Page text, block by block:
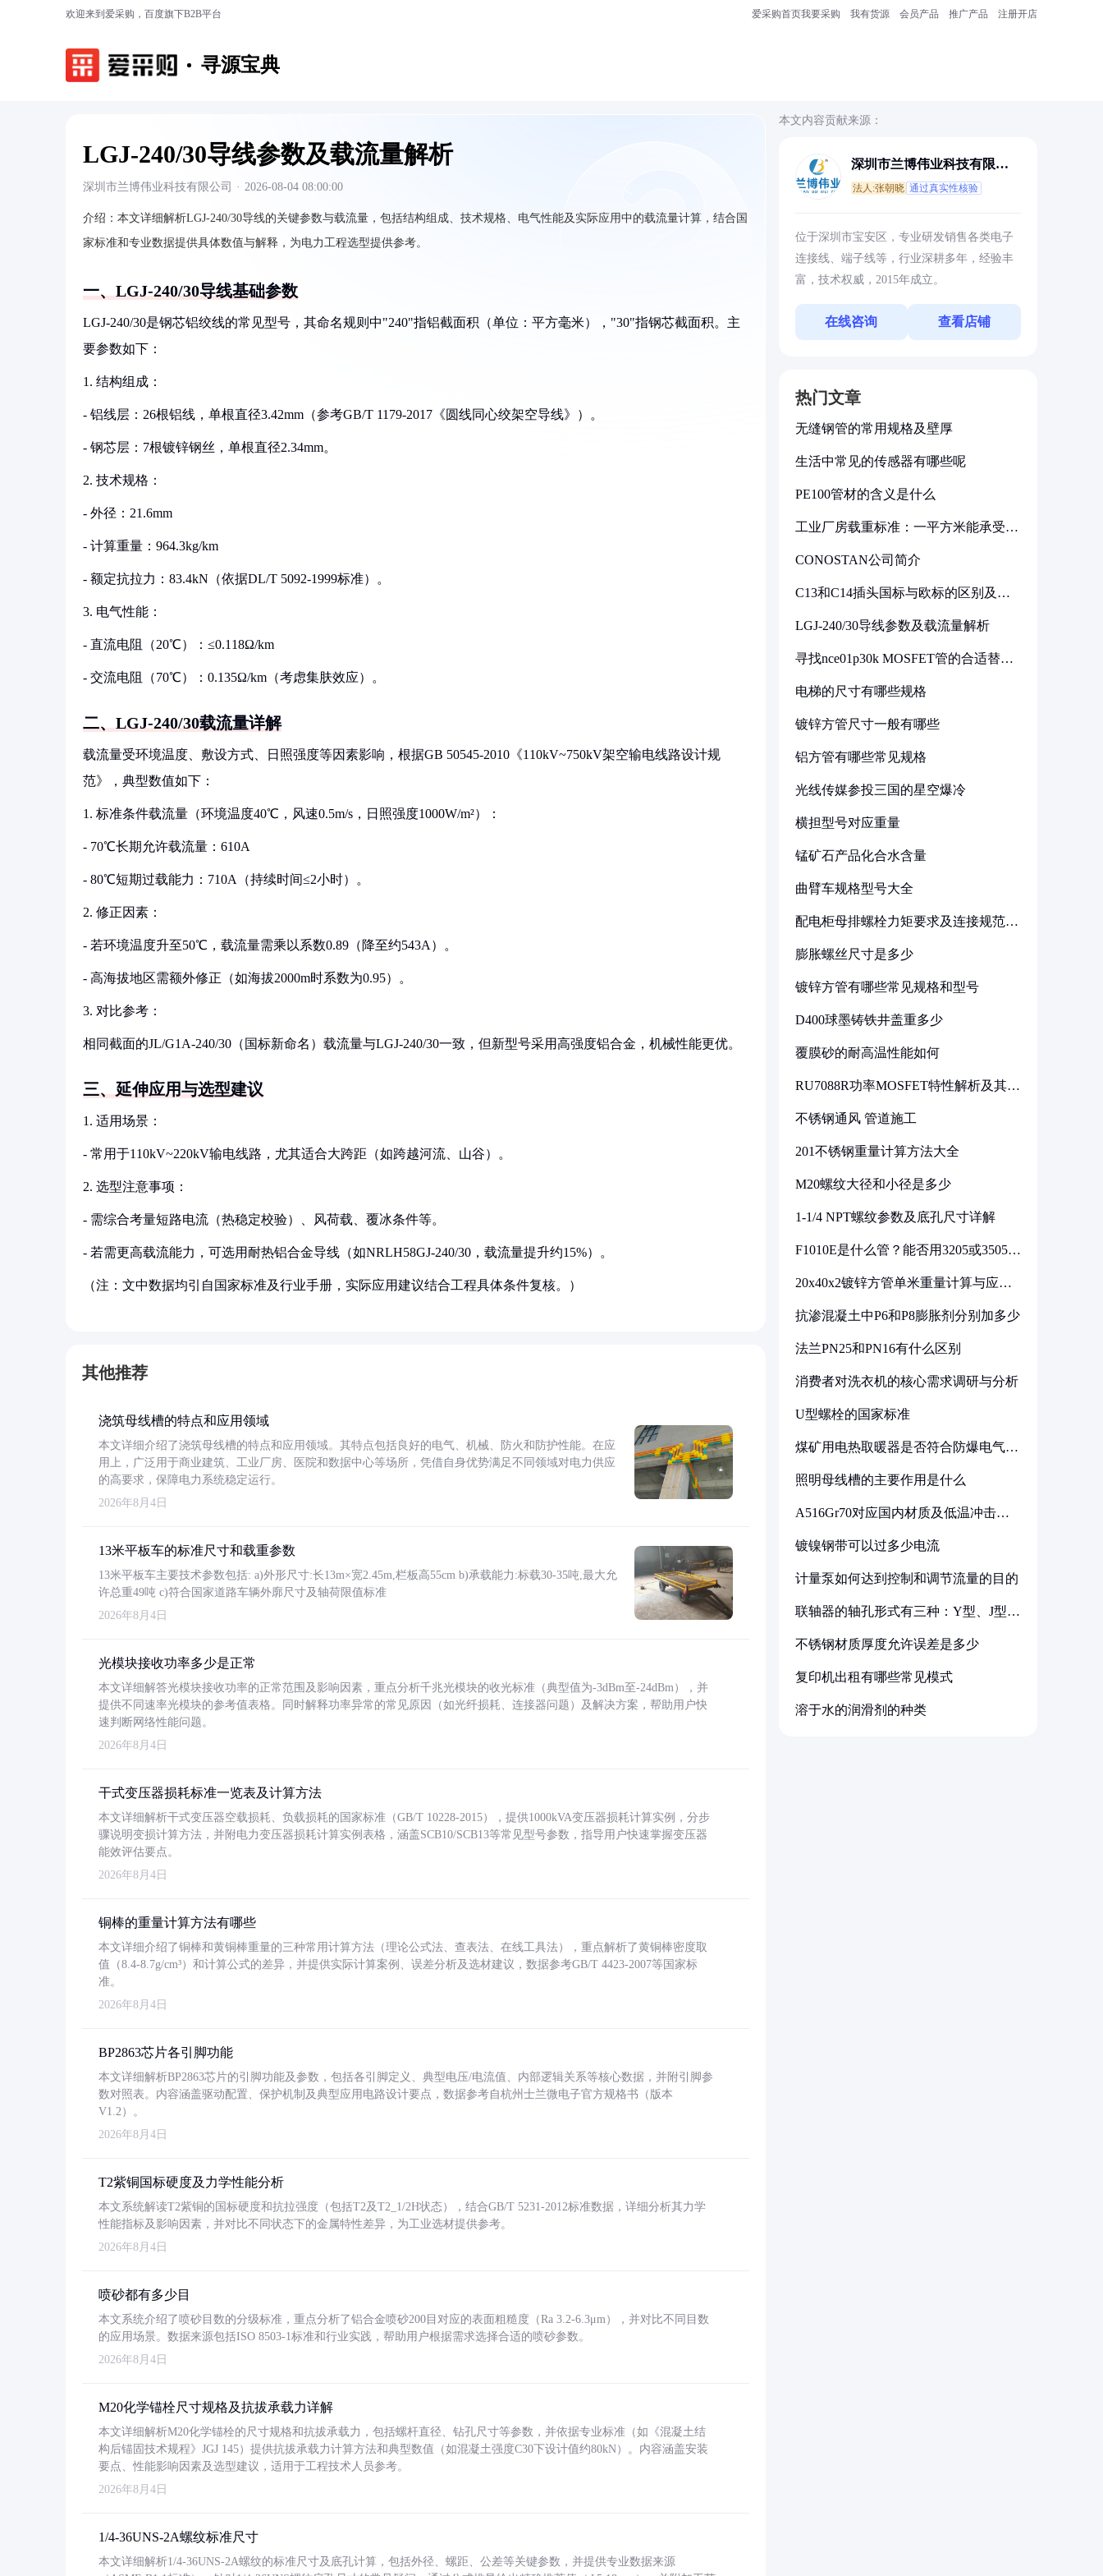
欢迎来到爱采购，百度旗下B2B平台 爱采购首页我要采购 我有货源 会员产品 推广产品 注册开店
寻源宝典
LGJ-240/30导线参数及载流量解析
深圳市兰博伟业科技有限公司 · 2026-08-04 08:00:00
介绍： 本文详细解析LGJ-240/30导线的关键参数与载流量，包括结构组成、技术规格、电气性能及实际应用中的载流量计算，结合国
家标准和专业数据提供具体数值与解释，为电力工程选型提供参考。
一、LGJ-240/30导线基础参数
LGJ-240/30是钢芯铝绞线的常见型号，其命名规则中"240"指铝截面积（单位：平方毫米），"30"指钢芯截面积。主
要参数如下：
1. 结构组成：
- 铝线层：26根铝线，单根直径3.42mm（参考GB/T 1179-2017《圆线同心绞架空导线》）。
- 钢芯层：7根镀锌钢丝，单根直径2.34mm。
2. 技术规格：
- 外径：21.6mm
- 计算重量：964.3kg/km
- 额定抗拉力：83.4kN（依据DL/T 5092-1999标准）。
3. 电气性能：
- 直流电阻（20℃）：≤0.118Ω/km
- 交流电阻（70℃）：0.135Ω/km（考虑集肤效应）。
二、LGJ-240/30载流量详解
载流量受环境温度、敷设方式、日照强度等因素影响，根据GB 50545-2010《110kV~750kV架空输电线路设计规
范》，典型数值如下：
1. 标准条件载流量（环境温度40℃，风速0.5m/s，日照强度1000W/m²）：
- 70℃长期允许载流量：610A
- 80℃短期过载能力：710A（持续时间≤2小时）。
2. 修正因素：
- 若环境温度升至50℃，载流量需乘以系数0.89（降至约543A）。
- 高海拔地区需额外修正（如海拔2000m时系数为0.95）。
3. 对比参考：
相同截面的JL/G1A-240/30（国标新命名）载流量与LGJ-240/30一致，但新型号采用高强度铝合金，机械性能更优。
三、延伸应用与选型建议
1. 适用场景：
- 常用于110kV~220kV输电线路，尤其适合大跨距（如跨越河流、山谷）。
2. 选型注意事项：
- 需综合考量短路电流（热稳定校验）、风荷载、覆冰条件等。
- 若需更高载流能力，可选用耐热铝合金导线（如NRLH58GJ-240/30，载流量提升约15%）。
（注：文中数据均引自国家标准及行业手册，实际应用建议结合工程具体条件复核。）
其他推荐
浇筑母线槽的特点和应用领域
本文详细介绍了浇筑母线槽的特点和应用领域。其特点包括良好的电气、机械、防火和防护性能。在应
用上，广泛用于商业建筑、工业厂房、医院和数据中心等场所，凭借自身优势满足不同领域对电力供应
的高要求，保障电力系统稳定运行。
2026年8月4日
13米平板车的标准尺寸和载重参数
13米平板车主要技术参数包括: a)外形尺寸:长13m×宽2.45m,栏板高55cm b)承载能力:标载30-35吨,最大允
许总重49吨 c)符合国家道路车辆外廓尺寸及轴荷限值标准
2026年8月4日
光模块接收功率多少是正常
本文详细解答光模块接收功率的正常范围及影响因素，重点分析千兆光模块的收光标准（典型值为-3dBm至-24dBm），并
提供不同速率光模块的参考值表格。同时解释功率异常的常见原因（如光纤损耗、连接器问题）及解决方案，帮助用户快
速判断网络性能问题。
2026年8月4日
干式变压器损耗标准一览表及计算方法
本文详细解析干式变压器空载损耗、负载损耗的国家标准（GB/T 10228-2015），提供1000kVA变压器损耗计算实例，分步
骤说明变损计算方法，并附电力变压器损耗计算实例表格，涵盖SCB10/SCB13等常见型号参数，指导用户快速掌握变压器
能效评估要点。
2026年8月4日
铜棒的重量计算方法有哪些
本文详细介绍了铜棒和黄铜棒重量的三种常用计算方法（理论公式法、查表法、在线工具法），重点解析了黄铜棒密度取
值（8.4-8.7g/cm³）和计算公式的差异，并提供实际计算案例、误差分析及选材建议，数据参考GB/T 4423-2007等国家标
准。
2026年8月4日
BP2863芯片各引脚功能
本文详细解析BP2863芯片的引脚功能及参数，包括各引脚定义、典型电压/电流值、内部逻辑关系等核心数据，并附引脚参
数对照表。内容涵盖驱动配置、保护机制及典型应用电路设计要点，数据参考自杭州士兰微电子官方规格书（版本
V1.2）。
2026年8月4日
T2紫铜国标硬度及力学性能分析
本文系统解读T2紫铜的国标硬度和抗拉强度（包括T2及T2_1/2H状态），结合GB/T 5231-2012标准数据，详细分析其力学
性能指标及影响因素，并对比不同状态下的金属特性差异，为工业选材提供参考。
2026年8月4日
喷砂都有多少目
本文系统介绍了喷砂目数的分级标准，重点分析了铝合金喷砂200目对应的表面粗糙度（Ra 3.2-6.3μm），并对比不同目数
的应用场景。数据来源包括ISO 8503-1标准和行业实践，帮助用户根据需求选择合适的喷砂参数。
2026年8月4日
M20化学锚栓尺寸规格及抗拔承载力详解
本文详细解析M20化学锚栓的尺寸规格和抗拔承载力，包括螺杆直径、钻孔尺寸等参数，并依据专业标准（如《混凝土结
构后锚固技术规程》JGJ 145）提供抗拔承载力计算方法和典型数值（如混凝土强度C30下设计值约80kN）。内容涵盖安装
要点、性能影响因素及选型建议，适用于工程技术人员参考。
2026年8月4日
1/4-36UNS-2A螺纹标准尺寸
本文详细解析1/4-36UNS-2A螺纹的标准尺寸及底孔计算，包括外径、螺距、公差等关键参数，并提供专业数据来源
本文内容贡献来源：
深圳市兰博伟业科技有限公
法人:张朝晓 通过真实性核验
位于深圳市宝安区，专业研发销售各类电子
连接线、端子线等，行业深耕多年，经验丰
富，技术权威，2015年成立。
在线咨询 查看店铺
热门文章
无缝钢管的常用规格及壁厚
生活中常见的传感器有哪些呢
PE100管材的含义是什么
工业厂房载重标准：一平方米能承受多
CONOSTAN公司简介
C13和C14插头国标与欧标的区别及其
LGJ-240/30导线参数及载流量解析
寻找nce01p30k MOSFET管的合适替代
电梯的尺寸有哪些规格
镀锌方管尺寸一般有哪些
铝方管有哪些常见规格
光线传媒参投三国的星空爆冷
横担型号对应重量
锰矿石产品化合水含量
曲臂车规格型号大全
配电柜母排螺栓力矩要求及连接规范详
膨胀螺丝尺寸是多少
镀锌方管有哪些常见规格和型号
D400球墨铸铁井盖重多少
覆膜砂的耐高温性能如何
RU7088R功率MOSFET特性解析及其在
不锈钢通风 管道施工
201不锈钢重量计算方法大全
M20螺纹大径和小径是多少
1-1/4 NPT螺纹参数及底孔尺寸详解
F1010E是什么管？能否用3205或3505代
20x40x2镀锌方管单米重量计算与应用
抗渗混凝土中P6和P8膨胀剂分别加多少
法兰PN25和PN16有什么区别
消费者对洗衣机的核心需求调研与分析
U型螺栓的国家标准
煤矿用电热取暖器是否符合防爆电气设
照明母线槽的主要作用是什么
A516Gr70对应国内材质及低温冲击要
镀镍钢带可以过多少电流
计量泵如何达到控制和调节流量的目的
联轴器的轴孔形式有三种：Y型、J型、
不锈钢材质厚度允许误差是多少
复印机出租有哪些常见模式
溶于水的润滑剂的种类